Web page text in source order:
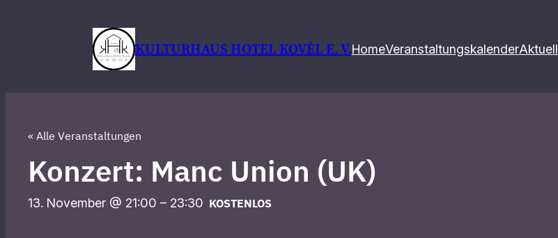
KULTURHAUS HOTEL KOVÈL E. V.HomeVeranstaltungskalenderAktuell
« Alle Veranstaltungen
Konzert: Manc Union (UK)
13. November @ 21:00 – 23:30 KOSTENLOS